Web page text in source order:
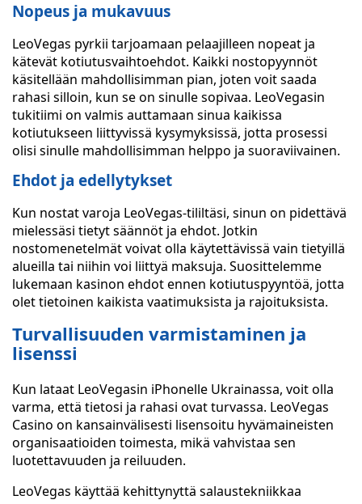
Nopeus ja mukavuus
LeoVegas pyrkii tarjoamaan pelaajilleen nopeat ja
kätevät kotiutusvaihtoehdot. Kaikki nostopyynnöt
käsitellään mahdollisimman pian, joten voit saada
rahasi silloin, kun se on sinulle sopivaa. LeoVegasin
tukitiimi on valmis auttamaan sinua kaikissa
kotiutukseen liittyvissä kysymyksissä, jotta prosessi
olisi sinulle mahdollisimman helppo ja suoraviivainen.
Ehdot ja edellytykset
Kun nostat varoja LeoVegas-tililtäsi, sinun on pidettävä
mielessäsi tietyt säännöt ja ehdot. Jotkin
nostomenetelmät voivat olla käytettävissä vain tietyillä
alueilla tai niihin voi liittyä maksuja. Suosittelemme
lukemaan kasinon ehdot ennen kotiutuspyyntöä, jotta
olet tietoinen kaikista vaatimuksista ja rajoituksista.
Turvallisuuden varmistaminen ja
lisenssi
Kun lataat LeoVegasin iPhonelle Ukrainassa, voit olla
varma, että tietosi ja rahasi ovat turvassa. LeoVegas
Casino on kansainvälisesti lisensoitu hyvämaineisten
organisaatioiden toimesta, mikä vahvistaa sen
luotettavuuden ja reiluuden.
LeoVegas käyttää kehittynyttä salaustekniikkaa